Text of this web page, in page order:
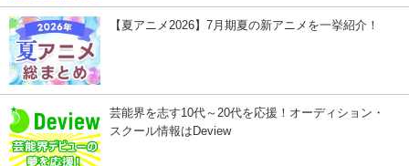
【夏アニメ2026】7月期夏の新アニメを一挙紹介！
芸能界を志す10代～20代を応援！オーディション・
スクール情報はDeview